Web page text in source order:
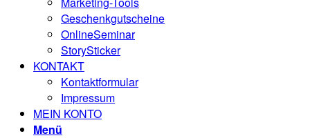
Geschenkgutscheine
OnlineSeminar
StorySticker
KONTAKT
Kontaktformular
Impressum
MEIN KONTO
Menü